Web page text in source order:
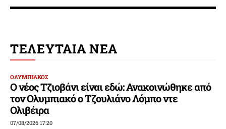
ΤΕΛΕΥΤΑΙΑ ΝΕΑ
ΟΛΥΜΠΙΑΚΟΣ
Ο νέος Τζιοβάνι είναι εδώ: Ανακοινώθηκε από
τον Ολυμπιακό ο Τζουλιάνο Λόμπο ντε
Ολιβέιρα
07/08/2026 17:20